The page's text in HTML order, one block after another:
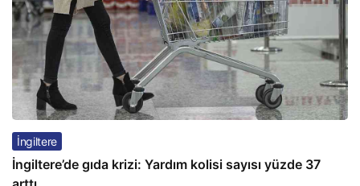
İngiltere
İngiltere’de gıda krizi: Yardım kolisi sayısı yüzde 37